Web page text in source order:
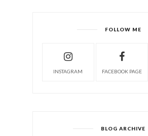
FOLLOW ME
INSTAGRAM FACEBOOK PAGE
BLOG ARCHIVE